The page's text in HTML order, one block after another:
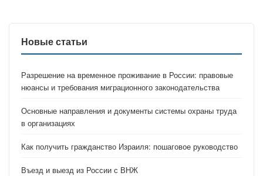
Новые статьи
Разрешение на временное проживание в России: правовые
нюансы и требования миграционного законодательства
Основные направления и документы системы охраны труда
в организациях
Как получить гражданство Израиля: пошаговое руководство
Въезд и выезд из России с ВНЖ